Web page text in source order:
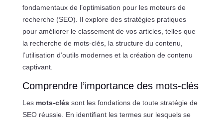
fondamentaux de l’optimisation pour les moteurs de
recherche (SEO). Il explore des stratégies pratiques
pour améliorer le classement de vos articles, telles que
la recherche de mots-clés, la structure du contenu,
l’utilisation d’outils modernes et la création de contenu
captivant.
Comprendre l’importance des mots-clés
Les mots-clés sont les fondations de toute stratégie de
SEO réussie. En identifiant les termes sur lesquels se